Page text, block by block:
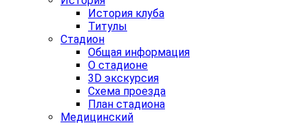
История клуба
Титулы
Стадион
Общая информация
О стадионе
3D экскурсия
Схема проезда
План стадиона
Медицинский